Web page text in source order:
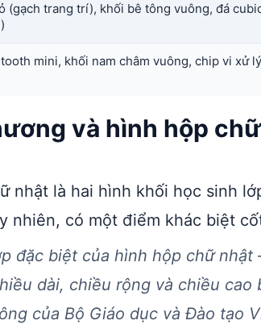
(gạch trang trí), khối bê tông vuông, đá
mini, khối nam châm vuông, chip vi xử lý
và hình hộp
nhật là hai hình khối học sinh
nhiên, có một điểm khác biệt
đặc biệt của hình hộp chữ
dài, chiều rộng và chiều cao
của Bộ Giáo dục và Đào tạo